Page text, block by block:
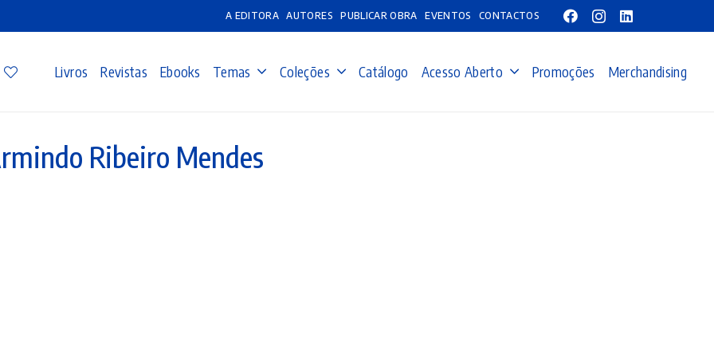
A EDITORA AUTORES PUBLICAR OBRA EVENTOS CONTACTOS
Livros Revistas Ebooks Temas Coleções Catálogo Acesso Aberto Promoções Merchandising
Ribeiro Mendes